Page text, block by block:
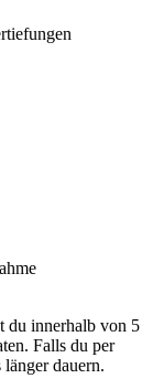
du innerhalb von 5
Falls du per
dauern.